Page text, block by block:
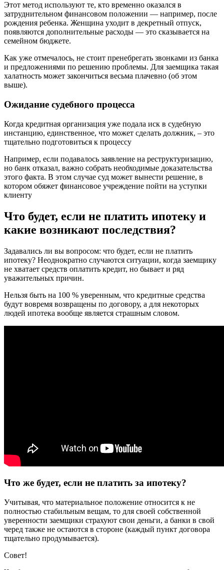
Этот метод используют те, кто временно оказался в
затруднительном финансовом положении — например, после
рождения ребенка. Женщина уходит в декретный отпуск,
появляются дополнительные расходы — это сказывается на
семейном бюджете.
Как уже отмечалось, не стоит пренебрегать звонками из банка
и предложениями по решению проблемы. Для заемщика такая
халатность может закончиться весьма плачевно (об этом
выше).
Ожидание судебного процесса
Когда кредитная организация уже подала иск в судебную
инстанцию, единственное, что может сделать должник, – это
тщательно подготовиться к процессу
Например, если подавалось заявление на реструктуризацию,
но банк отказал, важно собрать необходимые доказательства
этого факта. В этом случае суд может вынести решение, в
котором обяжет финансовое учреждение пойти на уступки
клиенту
Что будет, если не платить ипотеку и
какие возникают последствия?
Задавались ли вы вопросом: что будет, если не платить
ипотеку? Неоднократно случаются ситуации, когда заемщику
не хватает средств оплатить кредит, но бывает и ряд
уважительных причин.
Нельзя быть на 100 % уверенным, что кредитные средства
будут вовремя возвращены по договору, а для некоторых
людей ипотека вообще является страшным словом.
Что же будет, если не платить за ипотеку?
Учитывая, что материальное положение относится к не
полностью стабильным вещам, то для своей собственной
уверенности заемщики страхуют свои деньги, а банки в свой
черед также не остаются в стороне (каждый пункт договора
тщательно продумывается).
Совет!